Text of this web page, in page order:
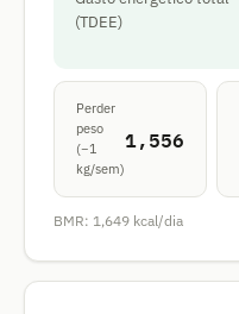
(TDEE)
Perder
peso
(−1
kg/sem)
1,556
BMR: 1,649 kcal/dia